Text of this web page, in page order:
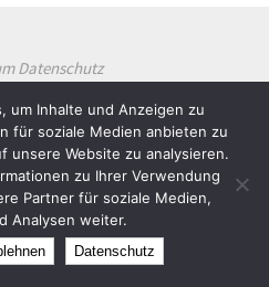
Datenschutz
byDettmer Informatik
Nirvana&WordPress.
um Inhalte und Anzeigen zu
für soziale Medien anbieten zu
unsere Website zu analysieren.
zu Ihrer Verwendung
Partner für soziale Medien,
Analysen weiter.
Datenschutz